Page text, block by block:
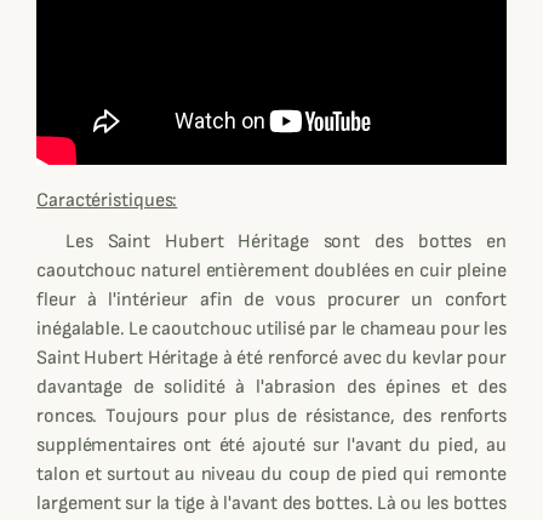
Caractéristiques:
Les Saint Hubert Héritage sont des bottes en
caoutchouc naturel entièrement doublées en cuir pleine
fleur à l'intérieur afin de vous procurer un confort
inégalable. Le caoutchouc utilisé par le chameau pour les
Saint Hubert Héritage à été renforcé avec du kevlar pour
davantage de solidité à l'abrasion des épines et des
ronces. Toujours pour plus de résistance, des renforts
supplémentaires ont été ajouté sur l'avant du pied, au
talon et surtout au niveau du coup de pied qui remonte
largement sur la tige à l'avant des bottes. Là ou les bottes